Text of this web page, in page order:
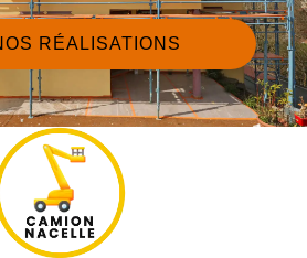
RÉALISATIONS